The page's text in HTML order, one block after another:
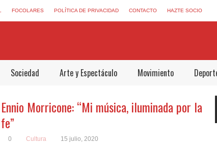
FOCOLARES POLÍTICA DE PRIVACIDAD CONTACTO HAZTE SOCIO
Sociedad Arte y Espectáculo Movimiento
Ennio Morricone: “Mi música, iluminada por la
fe”
0 Cultura 15 julio, 2020